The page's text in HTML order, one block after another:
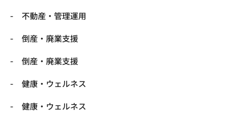
不動産・管理運用
倒産・廃業支援
倒産・廃業支援
健康・ウェルネス
健康・ウェルネス